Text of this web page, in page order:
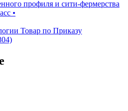
профиля и сити-фермерства
•
Товар по Приказу